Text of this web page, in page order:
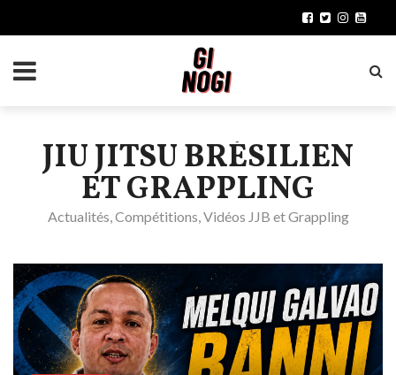
JIU JITSU BRÉSILIEN
ET GRAPPLING
Actualités, Compétitions, Vidéos JJB et Grappling